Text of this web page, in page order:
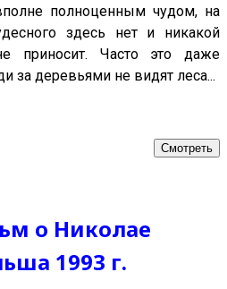
полноценным чудом, на
здесь нет и никакой
приносит. Часто это даже
за деревьями не видят леса...
Смотреть
о Николае
1993 г.